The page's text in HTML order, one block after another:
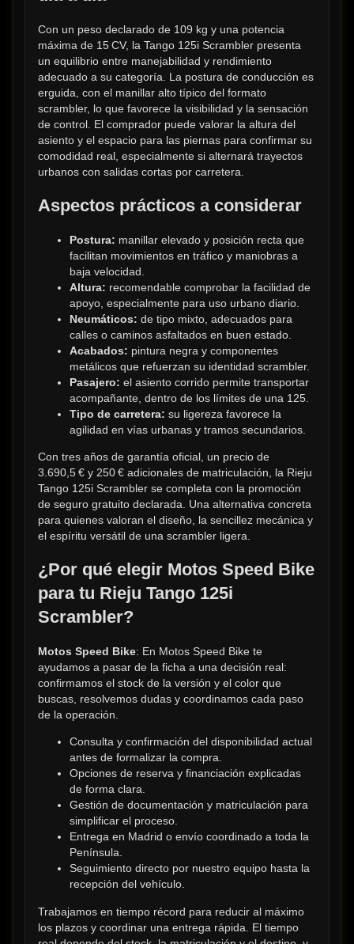
Con un peso declarado de 109 kg y una potencia
máxima de 15 CV, la Tango 125i Scrambler presenta
un equilibrio entre manejabilidad y rendimiento
adecuado a su categoría. La postura de conducción es
erguida, con el manillar alto típico del formato
scrambler, lo que favorece la visibilidad y la sensación
de control. El comprador puede valorar la altura del
asiento y el espacio para las piernas para confirmar su
comodidad real, especialmente si alternará trayectos
urbanos con salidas cortas por carretera.
Aspectos prácticos a considerar
Postura: manillar elevado y posición recta que
facilitan movimientos en tráfico y maniobras a
baja velocidad.
Altura: recomendable comprobar la facilidad de
apoyo, especialmente para uso urbano diario.
Neumáticos: de tipo mixto, adecuados para
calles o caminos asfaltados en buen estado.
Acabados: pintura negra y componentes
metálicos que refuerzan su identidad scrambler.
Pasajero: el asiento corrido permite transportar
acompañante, dentro de los límites de una 125.
Tipo de carretera: su ligereza favorece la
agilidad en vías urbanas y tramos secundarios.
Con tres años de garantía oficial, un precio de
3.690,5 € y 250 € adicionales de matriculación, la Rieju
Tango 125i Scrambler se completa con la promoción
de seguro gratuito declarada. Una alternativa concreta
para quienes valoran el diseño, la sencillez mecánica y
el espíritu versátil de una scrambler ligera.
¿Por qué elegir Motos Speed Bike
para tu Rieju Tango 125i
Scrambler?
Motos Speed Bike: En Motos Speed Bike te
ayudamos a pasar de la ficha a una decisión real:
confirmamos el stock de la versión y el color que
buscas, resolvemos dudas y coordinamos cada paso
de la operación.
Consulta y confirmación del disponibilidad actual
antes de formalizar la compra.
Opciones de reserva y financiación explicadas
de forma clara.
Gestión de documentación y matriculación para
simplificar el proceso.
Entrega en Madrid o envío coordinado a toda la
Península.
Seguimiento directo por nuestro equipo hasta la
recepción del vehículo.
Trabajamos en tiempo récord para reducir al máximo
los plazos y coordinar una entrega rápida. El tiempo